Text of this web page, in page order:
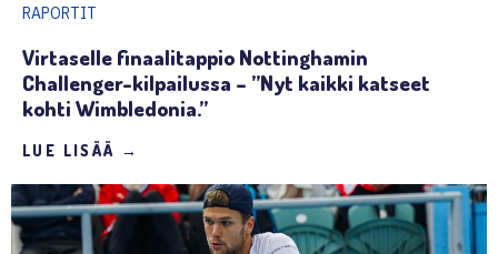
RAPORTIT
Virtaselle finaalitappio Nottinghamin
Challenger-kilpailussa – ”Nyt kaikki katseet
kohti Wimbledonia.”
LUE LISÄÄ →